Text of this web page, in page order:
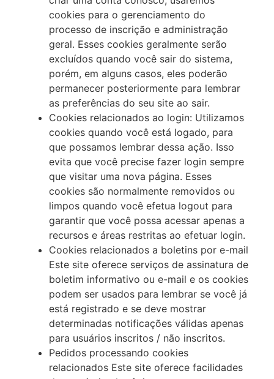
cookies para o gerenciamento do
processo de inscrição e administração
geral. Esses cookies geralmente serão
excluídos quando você sair do sistema,
porém, em alguns casos, eles poderão
permanecer posteriormente para lembrar
as preferências do seu site ao sair.
Cookies relacionados ao login: Utilizamos
cookies quando você está logado, para
que possamos lembrar dessa ação. Isso
evita que você precise fazer login sempre
que visitar uma nova página. Esses
cookies são normalmente removidos ou
limpos quando você efetua logout para
garantir que você possa acessar apenas a
recursos e áreas restritas ao efetuar login.
Cookies relacionados a boletins por e-mail
Este site oferece serviços de assinatura de
boletim informativo ou e-mail e os cookies
podem ser usados para lembrar se você já
está registrado e se deve mostrar
determinadas notificações válidas apenas
para usuários inscritos / não inscritos.
Pedidos processando cookies
relacionados Este site oferece facilidades